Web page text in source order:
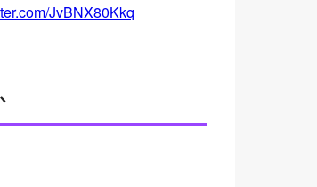
JvBNX80Kkq